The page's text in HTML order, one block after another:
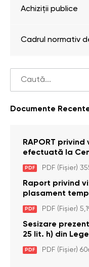
Achiziții publice
Cadrul normativ
Documente
RAPORT
efectuată la
pentru
Brînzeni, r.
PDF PDF (Fișier)
Raport privind
plasament
dizabilități
2026)
PDF PDF (Fișier)
Sesizare
25 lit. h) din
privire la Curtea
Legea cu privire
PDF PDF (Fișier)